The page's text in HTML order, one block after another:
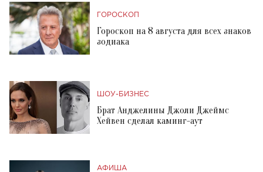
ГОРОСКОП
Гороскоп на 8 августа для всех знаков
зодиака
ШОУ-БИЗНЕС
Брат Анджелины Джоли Джеймс
Хейвен сделал каминг-аут
АФИША